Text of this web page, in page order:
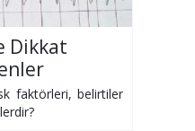
Dikkat
faktörleri, belirtiler